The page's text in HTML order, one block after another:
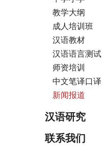
教学大纲
成人培训班
汉语教材
汉语语言测试
师资培训
中文笔译口译
新闻报道
汉语研究
联系我们